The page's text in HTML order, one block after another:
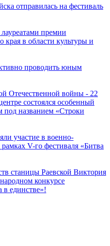
отправилась на фестиваль
премии
края в области культуры и
проводить юным
Отечественной войны - 22
состоялся особенный
под названием «Строки
участие в военно-
V-го фестиваля «Битва
станицы Раевской Виктория
конкурсе
в единстве»!